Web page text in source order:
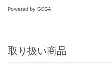
Powered by GOGA
取り扱い商品